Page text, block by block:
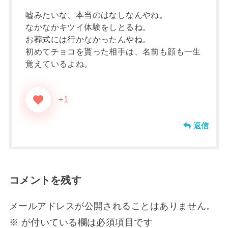
嘘みたいな、本当のはなしなんやね。
なかなかキツイ体験をしとるね。
お葬式には行かなかったんやね。
初めてチョコを貰った相手は、名前も顔も一生
覚えているよね。
+1
返信
コメントを残す
メールアドレスが公開されることはありません。
※ が付いている欄は必須項目です